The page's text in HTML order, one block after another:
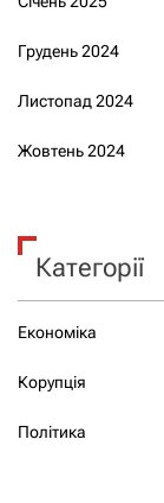
Грудень 2024
Листопад 2024
Жовтень 2024
Категорії
Економіка
Корупція
Політика